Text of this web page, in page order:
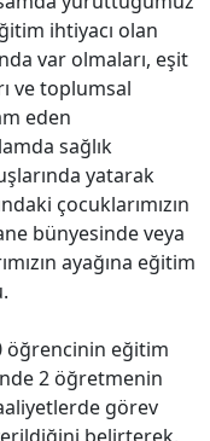
ihtiyacı olan
var olmaları, eşit
ve toplumsal
eden
sağlık
yatarak
çocuklarımızın
bünyesinde veya
ayağına eğitim
öğrencinin eğitim
2 öğretmenin
görev